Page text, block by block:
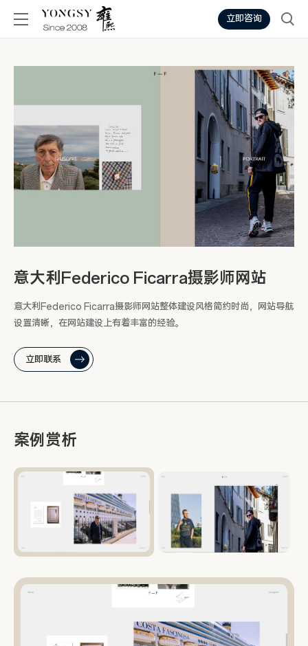
立即咨询
意大利Federico Ficarra摄影师网站
意大利Federico Ficarra摄影师网站整体建设风格简约时尚，网站导航
设置清晰，在网站建设上有着丰富的经验。
立即联系
案例赏析